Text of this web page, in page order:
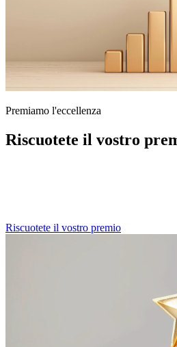
Premiamo l'eccellenza
Riscuotete il vostro
Riscuotete il vostro premio